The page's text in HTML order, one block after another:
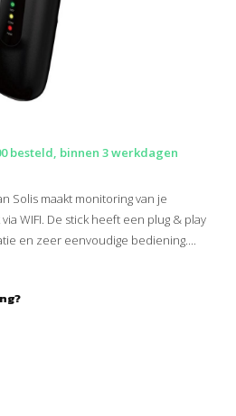
besteld, binnen 3 werkdagen
Solis maakt monitoring van je
WIFI. De stick heeft een plug & play
en zeer eenvoudige bediening....